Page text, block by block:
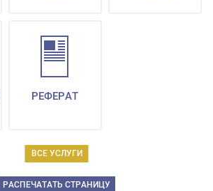
ВСЕ УСЛУГИ
РЕФЕРАТ
РАСПЕЧАТАТЬ СТРАНИЦУ